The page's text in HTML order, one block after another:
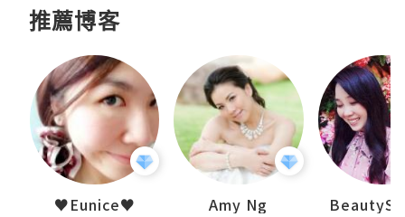
推薦博客
♥Eunice♥ Amy Ng